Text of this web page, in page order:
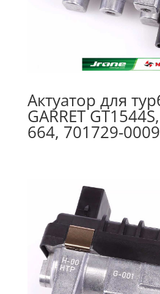
Актуатор для
GARRET
664, 701729-